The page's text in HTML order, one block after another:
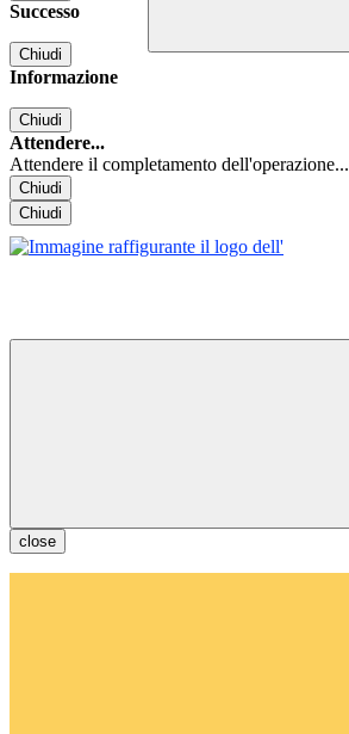
Successo
Chiudi
Informazione
Chiudi
Attendere...
Attendere il completamento dell'operazione...
Chiudi
Chiudi
close